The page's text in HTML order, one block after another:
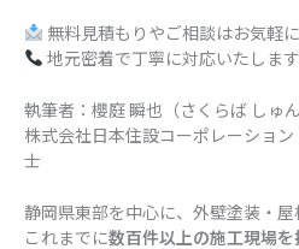
無料見積もりやご相談はお気軽に
地元密着で丁寧に対応いたします
執筆者：櫻庭 瞬也（さくらば しゅん
株式会社日本住設コーポレーショ
士
静岡県東部を中心に、外壁塗装・屋
これまでに数百件以上の施工現場を